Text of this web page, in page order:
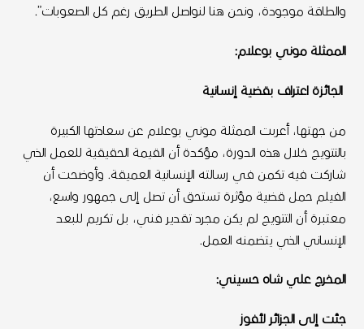
والطاقة موجودة، ونحن هنا لنواصل الطريق رغم كل الصعوبات”.
الممثلة موني بوعلام:
الجائزة اعتراف بقضية إنسانية
من جهتها، أعربت الممثلة موني بوعلام عن سعادتها الكبيرة
بالتتويج خلال هذه الدورة، مؤكدة أن القيمة الحقيقية للعمل الذي
شاركت فيه تكمن في رسالته الإنسانية العميقة. وأوضحت أن
الفيلم حمل قضية مؤثرة تستحق أن تصل إلى جمهور واسع،
معتبرة أن التتويج لم يكن مجرد تقدير فني، بل تكريم للبعد
الإنساني الذي يتضمنه العمل.
المخرج علي شاه حسيني:
جئت إلى الجزائر لأفوز